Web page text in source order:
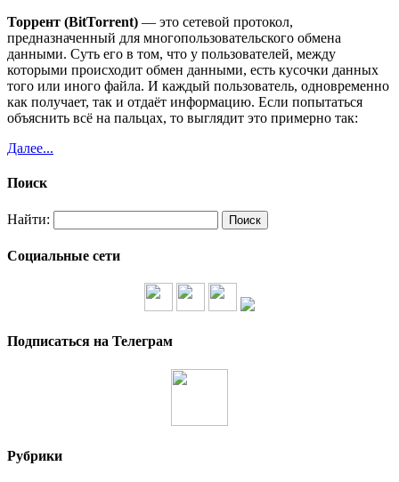
Торрент (BitTorrent) — это сетевой протокол,
предназначенный для многопользовательского обмена
данными. Суть его в том, что у пользователей, между
которыми происходит обмен данными, есть кусочки данных
того или иного файла. И каждый пользователь, одновременно
как получает, так и отдаёт информацию. Если попытаться
объяснить всё на пальцах, то выглядит это примерно так:
Далее...
Поиск
Найти:
Социальные сети
Подписаться на Телеграм
Рубрики